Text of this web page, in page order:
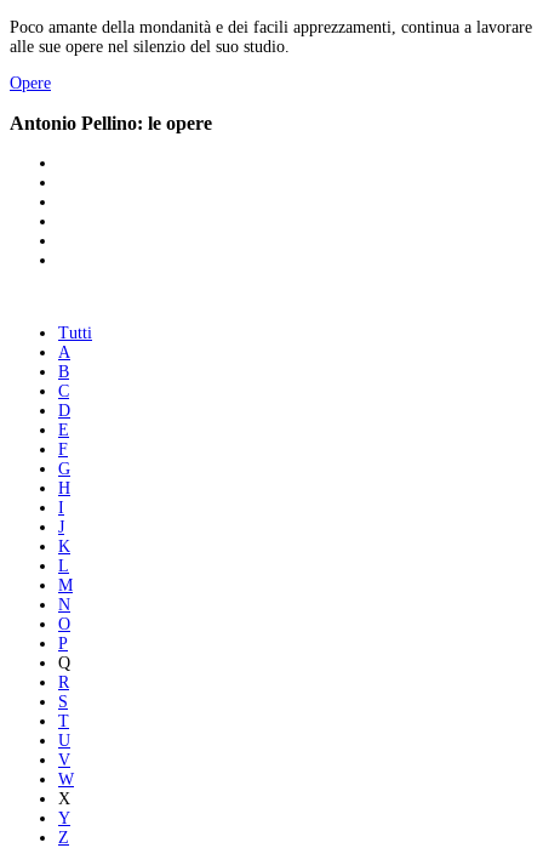
Poco amante della mondanità e dei facili apprezzamenti, continua a lavorare
alle sue opere nel silenzio del suo studio.
Opere
Antonio Pellino: le opere
Tutti
A
B
C
D
E
F
G
H
I
J
K
L
M
N
O
P
Q
R
S
T
U
V
W
X
Y
Z